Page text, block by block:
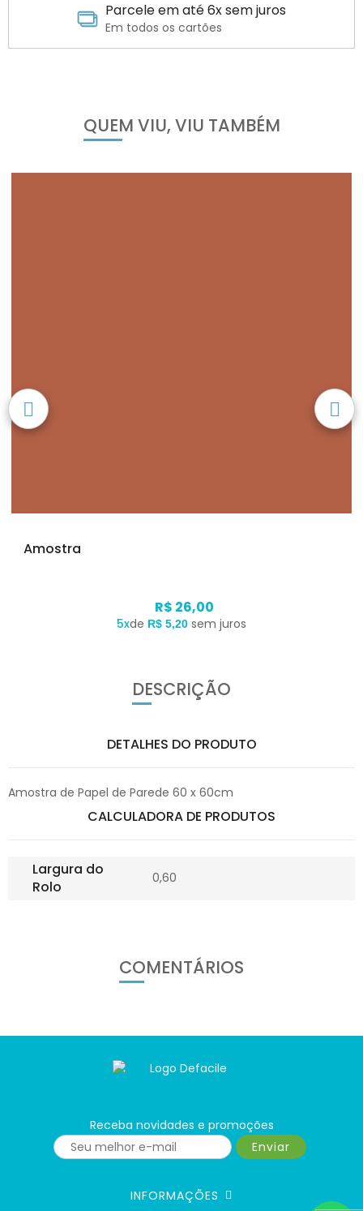
Parcele em até 6x sem juros
Em todos os cartões
QUEM VIU, VIU TAMBÉM
Amostra
R$ 26,00
5xde R$ 5,20 sem juros
DESCRIÇÃO
DETALHES DO PRODUTO
Amostra de Papel de Parede 60 x 60cm
CALCULADORA DE PRODUTOS
Largura do
Rolo
0,60
COMENTÁRIOS
Receba novidades e promoções
Enviar
INFORMAÇÕES